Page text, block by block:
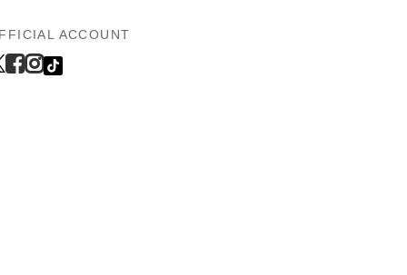
ACCOUNT